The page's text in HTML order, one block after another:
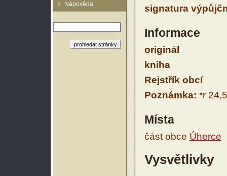
Nápověda
signatura
Informace
originál
kniha
Rejstřík obcí
Poznámka: *r
Místa
část obce Úherce
Vysvětlivky